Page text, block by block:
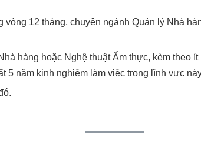
12 tháng, chuyên ngành Quản lý Nhà
hàng hoặc Nghệ thuật Ẩm thực, kèm theo
5 năm kinh nghiệm làm việc trong lĩnh vực